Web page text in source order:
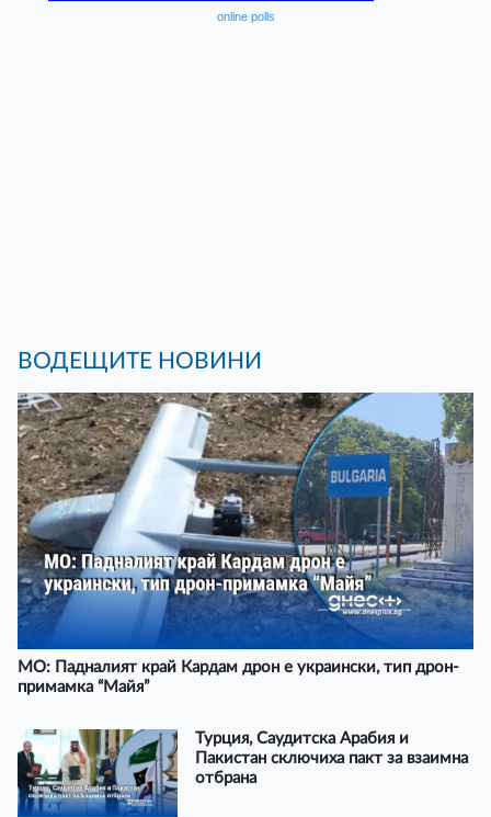
online polls
ВОДЕЩИТЕ НОВИНИ
МО: Падналият край Кардам дрон е украински, тип дрон-
примамка “Майя”
Турция, Саудитска Арабия и
Пакистан сключиха пакт за взаимна
отбрана